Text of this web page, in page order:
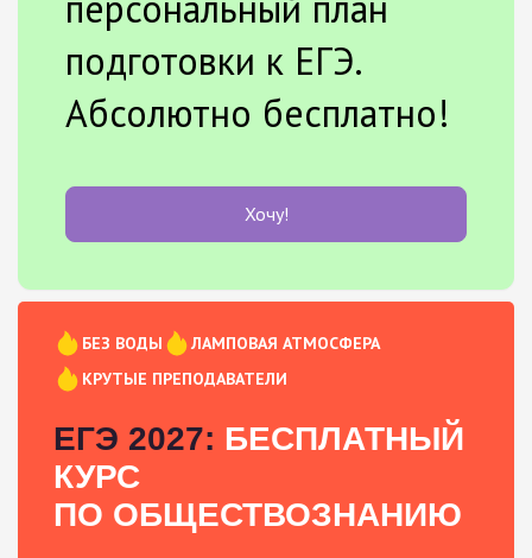
подготовки к ЕГЭ.
Абсолютно бесплатно!
Хочу!
БЕЗ ВОДЫ
ЛАМПОВАЯ АТМОСФЕРА
КРУТЫЕ ПРЕПОДАВАТЕЛИ
ЕГЭ 2027: БЕСПЛАТНЫЙ
КУРС
ПО ОБЩЕСТВОЗНАНИЮ